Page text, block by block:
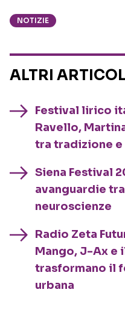
NOTIZIE
ALTRI
Festival lirico
Ravello,
tra tradizione e
Siena Festival
avanguardie
neuroscienze
Radio Zeta
Mango, J-Ax e
trasformano il
urbana